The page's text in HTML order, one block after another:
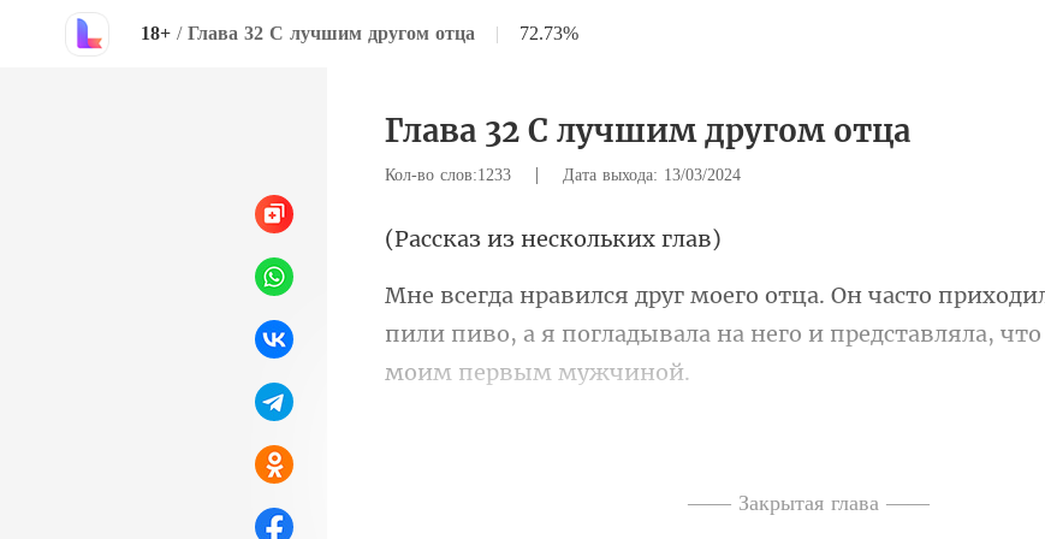
18+ / Глава 32 С лучшим другом отца | 72.73%
Глава 32 С лучшим другом отца
Кол-во слов:1233 | Дата выхода: 13/03/2024
из нескол
пили пиво, а я погладывала на него
—— Закрытая глава ——